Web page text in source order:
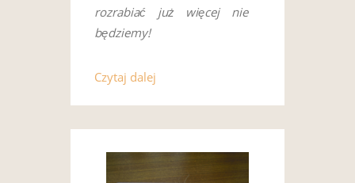
rozrabiać już więcej nie
będziemy!
Czytaj dalej